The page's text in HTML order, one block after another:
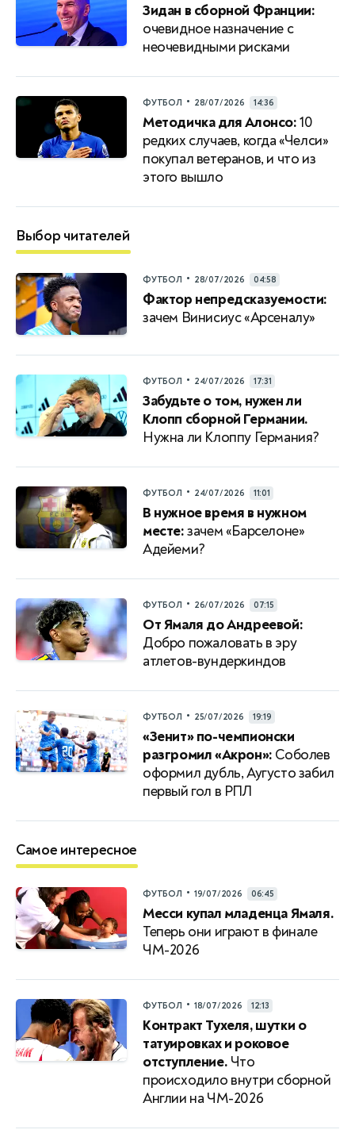
Зидан в сборной Франции:
очевидное назначение с
неочевидными рисками
ФУТБОЛ • 28/07/2026 14:36
Методичка для Алонсо:10
редких случаев, когда «Челси»
покупал ветеранов, и что из
этого вышло
Выбор читателей
ФУТБОЛ • 28/07/2026 04:58
Фактор непредсказуемости:
зачем Винисиус «Арсеналу»
ФУТБОЛ • 24/07/2026 17:31
Забудьте о том, нужен ли
Клопп сборной Германии.
Нужна ли Клоппу Германия?
ФУТБОЛ • 24/07/2026 11:01
В нужное время в нужном
месте:зачем «Барселоне»
Адейеми?
ФУТБОЛ • 26/07/2026 07:15
От Ямаля до Андреевой:
Добро пожаловать в эру
атлетов-вундеркиндов
ФУТБОЛ • 25/07/2026 19:19
«Зенит» по-чемпионски
разгромил «Акрон»: Соболев
оформил дубль, Аугусто забил
первый гол в РПЛ
Самое интересное
ФУТБОЛ • 19/07/2026 06:45
Месси купал младенца Ямаля.
Теперь они играют в финале
ЧМ-2026
ФУТБОЛ • 18/07/2026 12:13
Контракт Тухеля, шутки о
татуировках и роковое
отступление. Что
происходило внутри сборной
Англии на ЧМ-2026